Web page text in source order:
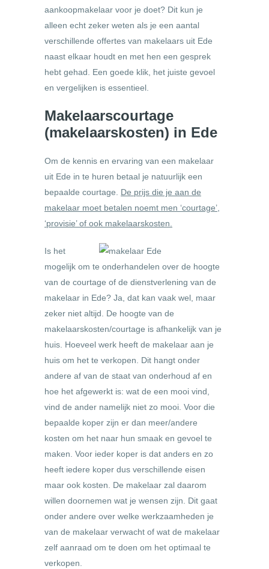
aankoopmakelaar voor je doet? Dit kun je
alleen echt zeker weten als je een aantal
verschillende offertes van makelaars uit Ede
naast elkaar houdt en met hen een gesprek
hebt gehad. Een goede klik, het juiste gevoel
en vergelijken is essentieel.
Makelaarscourtage
(makelaarskosten) in Ede
Om de kennis en ervaring van een makelaar
uit Ede in te huren betaal je natuurlijk een
bepaalde courtage. De prijs die je aan de
makelaar moet betalen noemt men ‘courtage’,
‘provisie’ of ook makelaarskosten.
Is het
mogelijk om te onderhandelen over de hoogte
van de courtage of de dienstverlening van de
makelaar in Ede? Ja, dat kan vaak wel, maar
zeker niet altijd. De hoogte van de
makelaarskosten/courtage is afhankelijk van je
huis. Hoeveel werk heeft de makelaar aan je
huis om het te verkopen. Dit hangt onder
andere af van de staat van onderhoud af en
hoe het afgewerkt is: wat de een mooi vind,
vind de ander namelijk niet zo mooi. Voor die
bepaalde koper zijn er dan meer/andere
kosten om het naar hun smaak en gevoel te
maken. Voor ieder koper is dat anders en zo
heeft iedere koper dus verschillende eisen
maar ook kosten. De makelaar zal daarom
willen doornemen wat je wensen zijn. Dit gaat
onder andere over welke werkzaamheden je
van de makelaar verwacht of wat de makelaar
zelf aanraad om te doen om het optimaal te
verkopen.